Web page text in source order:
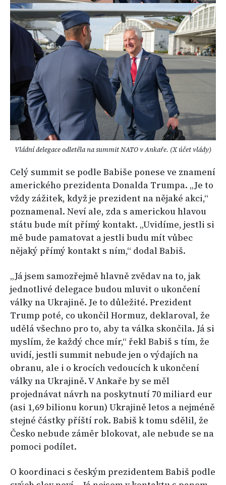
Vládní delegace odletěla na summit NATO v Ankaře. (X účet vlády)
Celý summit se podle Babiše ponese ve znamení
amerického prezidenta Donalda Trumpa. „Je to
vždy zážitek, když je prezident na nějaké akci,“
poznamenal. Neví ale, zda s americkou hlavou
státu bude mít přímý kontakt. „Uvidíme, jestli si
mě bude pamatovat a jestli budu mít vůbec
nějaký přímý kontakt s ním,“ dodal Babiš.
„Já jsem samozřejmě hlavně zvědav na to, jak
jednotlivé delegace budou mluvit o ukončení
války na Ukrajině. Je to důležité. Prezident
Trump poté, co ukončil Hormuz, deklaroval, že
udělá všechno pro to, aby ta válka skončila. Já si
myslím, že každý chce mír,“ řekl Babiš s tím, že
uvidí, jestli summit nebude jen o výdajích na
obranu, ale i o krocích vedoucích k ukončení
války na Ukrajině. V Ankaře by se měl
projednávat návrh na poskytnutí 70 miliard eur
(asi 1,69 bilionu korun) Ukrajině letos a nejméně
stejné částky příští rok. Babiš k tomu sdělil, že
Česko nebude záměr blokovat, ale nebude se na
pomoci podílet.
O koordinaci s českým prezidentem Babiš podle